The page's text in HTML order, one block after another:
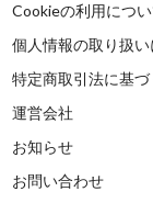
Cookieの利用につ
個人情報の取り扱
特定商取引法に基
運営会社
お知らせ
お問い合わせ